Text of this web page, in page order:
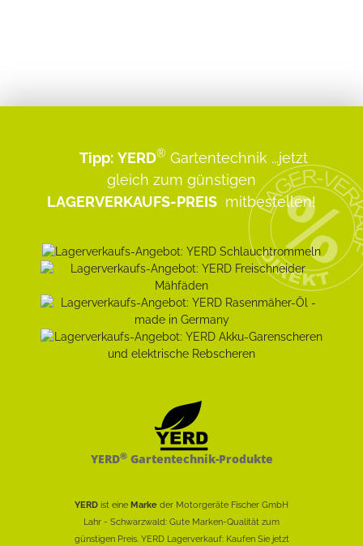
Tipp: YERD® Gartentechnik ...jetzt
gleich zum günstigen
LAGERVERKAUFS-PREIS mitbestellen!
YERD®Gartentechnik-Produkte
YERD ist eine Marke der Motorgeräte Fischer GmbH
Lahr - Schwarzwald: Gute Marken-Qualität zum
günstigen Preis. YERD Lagerverkauf: Kaufen Sie jetzt